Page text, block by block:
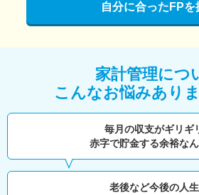
自分に合ったFPを
家計管理につ
こんなお悩みあり
毎月の収支がギリギ
赤字で貯金する余裕な
老後など今後の人生